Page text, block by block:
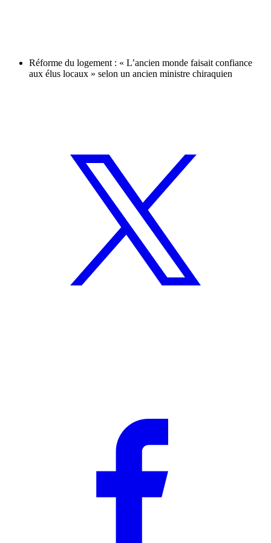
Réforme du logement : « L’ancien monde faisait confiance
aux élus locaux » selon un ancien ministre chiraquien